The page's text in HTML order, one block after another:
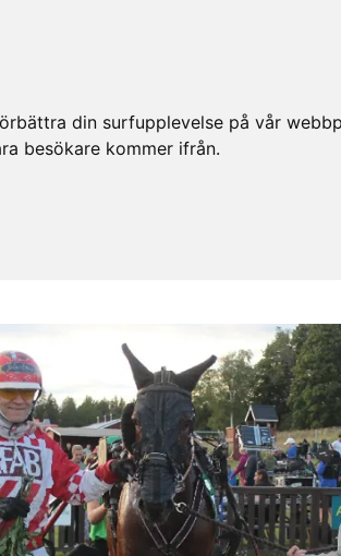
din surfupplevelse på vår
besökare kommer ifrån.